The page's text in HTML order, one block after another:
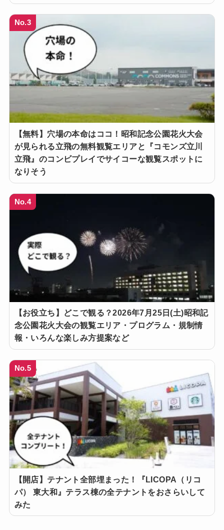
No.3
【無料】穴場の本命はココ！昭和記念公園花火大会
が見られる立飛の無料観覧エリアと『コモンズ立川
立飛』のコンビプレイでサイコーな観覧スポットに
なりそう
No.4
【お役立ち】どこで観る？2026年7月25日(土)昭和記
念公園花火大会の観覧エリア・プログラム・規制情
報・いろんな楽しみ方提案など
No.5
【開店】テナント全部埋まった！『LICOPA（リコ
パ） 東大和』テラス棟の全テナントをおさらいして
みた